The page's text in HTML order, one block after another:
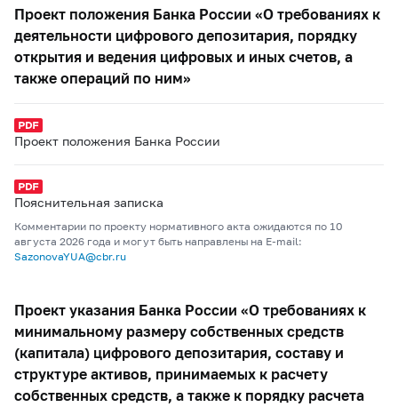
Проект положения Банка России «О требованиях к
деятельности цифрового депозитария, порядку
открытия и ведения цифровых и иных счетов, а
также операций по ним»
Проект положения Банка России
Пояснительная записка
Комментарии по проекту нормативного акта ожидаются по 10
августа 2026 года и могут быть направлены на E-mail:
SazonovaYUA@cbr.ru
Проект указания Банка России «О требованиях к
минимальному размеру собственных средств
(капитала) цифрового депозитария, составу и
структуре активов, принимаемых к расчету
собственных средств, а также к порядку расчета